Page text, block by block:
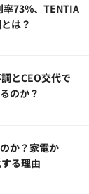
率73%、TENTIA
は？
とCEO交代で
のか？
か？家電か
る理由